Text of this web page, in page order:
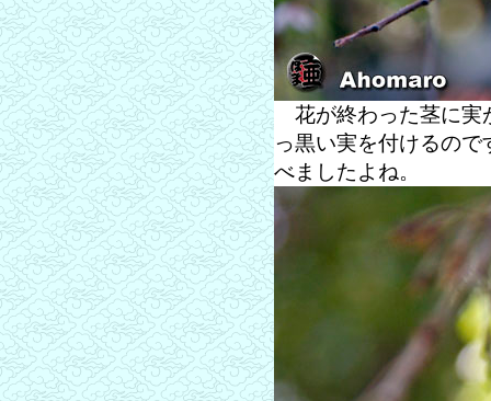
花が終わった茎に実
っ黒い実を付けるので
べましたよね。